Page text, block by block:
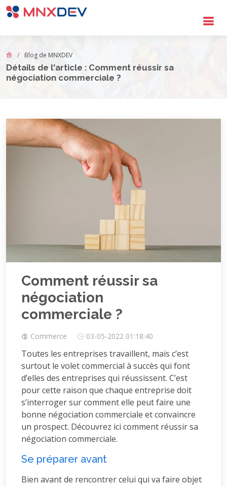
Aller au contenu principal
Blog de MNXDEV
Détails de l'article : Comment réussir sa
négociation commerciale ?
Comment réussir sa
négociation
commerciale ?
Commerce 03-05-2022 01:18:40
Toutes les entreprises travaillent, mais c’est
surtout le volet commercial à succès qui font
d’elles des entreprises qui réussissent. C’est
pour cette raison que chaque entreprise doit
s’interroger sur comment elle peut faire une
bonne négociation commerciale et convaincre
un prospect. Découvrez ici comment réussir sa
négociation commerciale.
Se préparer avant
Bien avant de rencontrer celui qui va faire objet